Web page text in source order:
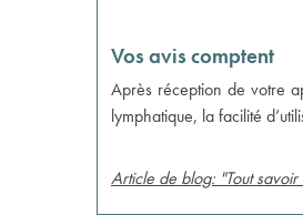
Vos avis comptent
Après réception de votre
lymphatique, la facilité
Article de blog: "Tout